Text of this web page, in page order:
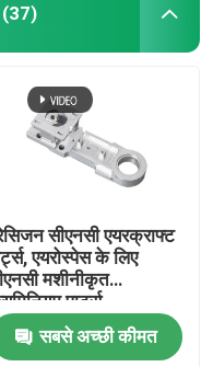
(37)
सीएनसी एयरक्राफ्ट
एयरोस्पेस के लिए
मशीनीकृत
पार्ट्स
सबसे अच्छी कीमत